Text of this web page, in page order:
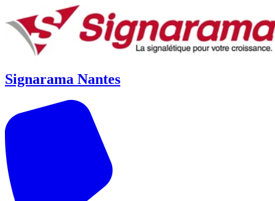
Signarama Nantes